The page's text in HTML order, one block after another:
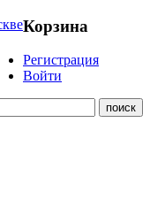
Корзина
Регистрация
Войти